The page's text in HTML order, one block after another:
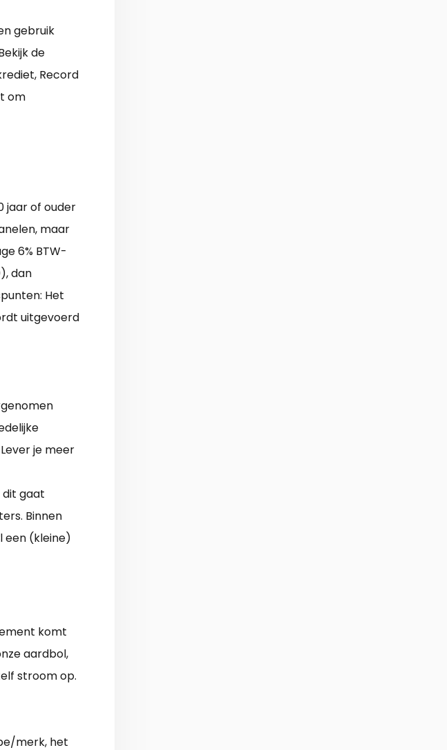
gebruik
de
Record
om
jaar of ouder
maar
6% BTW-
dan
Het
uitgevoerd
je meer
dit gaat
Binnen
een (kleine)
komt
aardbol,
stroom op.
merk, het